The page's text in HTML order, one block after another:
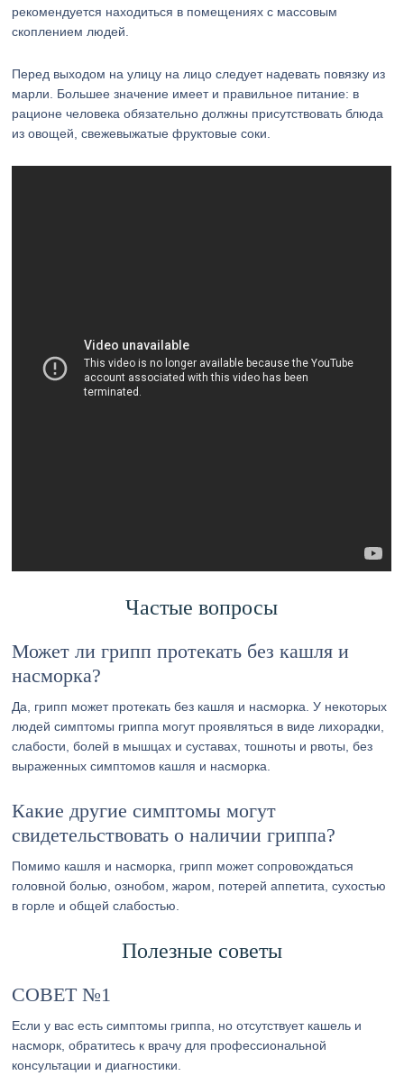
рекомендуется находиться в помещениях с массовым
скоплением людей.
Перед выходом на улицу на лицо следует надевать повязку из
марли. Большее значение имеет и правильное питание: в
рационе человека обязательно должны присутствовать блюда
из овощей, свежевыжатые фруктовые соки.
Частые вопросы
Может ли грипп протекать без кашля и
насморка?
Да, грипп может протекать без кашля и насморка. У некоторых
людей симптомы гриппа могут проявляться в виде лихорадки,
слабости, болей в мышцах и суставах, тошноты и рвоты, без
выраженных симптомов кашля и насморка.
Какие другие симптомы могут
свидетельствовать о наличии гриппа?
Помимо кашля и насморка, грипп может сопровождаться
головной болью, ознобом, жаром, потерей аппетита, сухостью
в горле и общей слабостью.
Полезные советы
СОВЕТ №1
Если у вас есть симптомы гриппа, но отсутствует кашель и
насморк, обратитесь к врачу для профессиональной
консультации и диагностики.